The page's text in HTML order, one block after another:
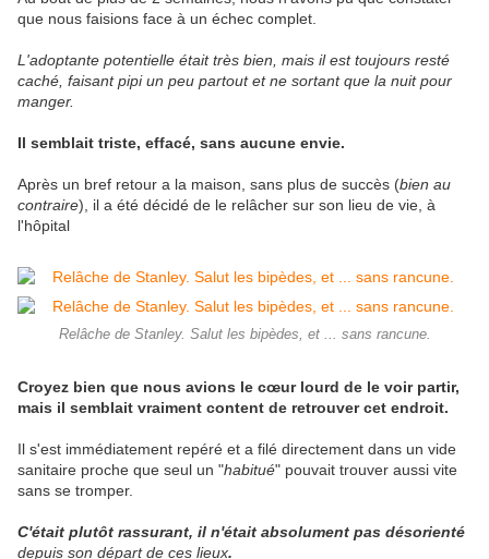
que nous faisions face à un échec complet.
L'adoptante potentielle était très bien, mais il est toujours resté
caché, faisant pipi un peu partout et ne sortant que la nuit pour
manger.
Il semblait triste, effacé, sans aucune envie.
Après un bref retour a la maison, sans plus de succès (bien au
contraire), il a été décidé de le relâcher sur son lieu de vie, à
l'hôpital
Relâche de Stanley. Salut les bipèdes, et ... sans rancune.
Croyez bien que nous avions le cœur lourd de le voir partir,
mais il semblait vraiment content de retrouver cet endroit.
Il s'est immédiatement repéré et a filé directement dans un vide
sanitaire proche que seul un "habitué" pouvait trouver aussi vite
sans se tromper.
C'était plutôt rassurant, il n'était absolument pas désorienté
depuis son départ de ces lieux.